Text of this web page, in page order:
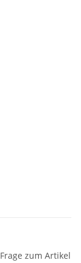
Frage zum Artikel